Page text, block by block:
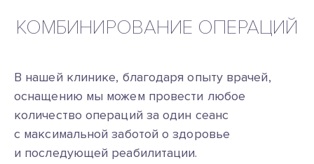
КОМБИНИРОВАНИЕ ОПЕРАЦИЙ
В нашей клинике, благодаря опыту врачей,
оснащению мы можем провести любое
количество операций за один сеанс
с максимальной заботой о здоровье
и последующей реабилитации.